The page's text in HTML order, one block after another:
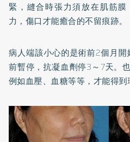
緊，縫合時張力須放在肌筋
力，傷口才能癒合的不留痕跡。
病人端該小心的是術前2個月開
前暫停，抗凝血劑停3～7天。
例如血壓、血糖等等，才能得到